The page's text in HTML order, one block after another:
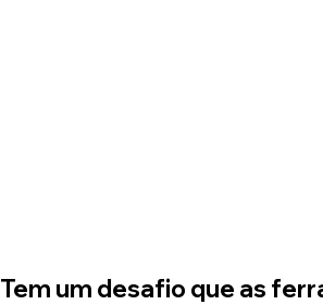
Tem um desafio que as